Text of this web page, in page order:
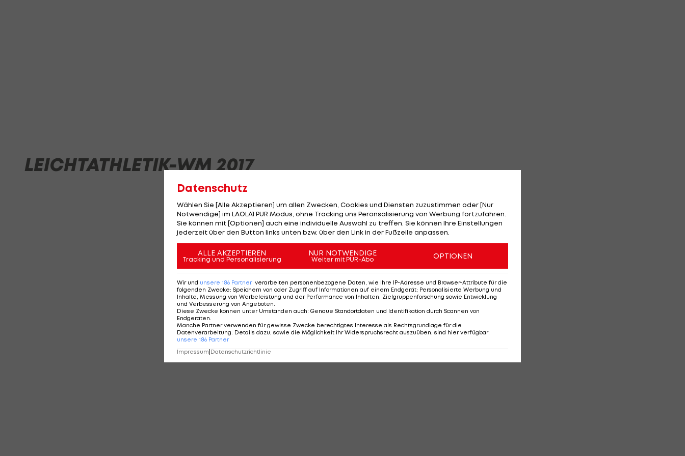
LEICHTATHLETIK-WM 2017
Datenschutz
Wählen Sie [Alle Akzeptieren] um allen Zwecken, Cookies und Diensten zuzustimmen oder [Nur
Notwendige] im LAOLA1 PUR Modus, ohne Tracking uns Peronsalisierung von Werbung fortzufahren.
Sie können mit [Optionen] auch eine individuelle Auswahl zu treffen. Sie können Ihre Einstellungen
jederzeit über den Button links unten bzw. über den Link in der Fußzeile anpassen.
ALLE AKZEPTIEREN
Tracking und Personalisierung
NUR NOTWENDIGE
Weiter mit PUR-Abo OPTIONEN
Wir und unsere 186 Partner verarbeiten personenbezogene Daten, wie Ihre IP-Adresse und Browser-Attribute für die
folgenden Zwecke: Speichern von oder Zugriff auf Informationen auf einem Endgerät; Personalisierte Werbung und
Inhalte, Messung von Werbeleistung und der Performance von Inhalten, Zielgruppenforschung sowie Entwicklung
und Verbesserung von Angeboten
Diese Zwecke können unter Umständen auch: Genaue Standortdaten und Identifikation durch Scannen von
Endgeräten
Manche Partner verwenden für gewisse Zwecke berechtigtes Interesse als Rechtsgrundlage für die
Datenverarbeitung. Details dazu, sowie die Möglichkeit Ihr Widerspruchsrecht auszuüben, sind hier verfügbar:
unsere 186 Partner
Impressum|Datenschutzrichtlinie